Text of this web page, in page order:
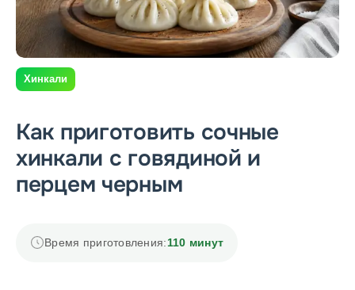
Хинкали
Как приготовить сочные
хинкали с говядиной и
перцем черным
Время приготовления:110 минут